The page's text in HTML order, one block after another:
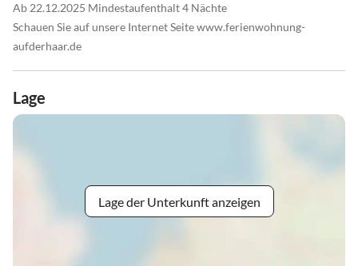
Ab 22.12.2025 Mindestaufenthalt 4 Nächte
Schauen Sie auf unsere Internet Seite www.ferienwohnung-
aufderhaar.de
Lage
Lage der Unterkunft anzeigen